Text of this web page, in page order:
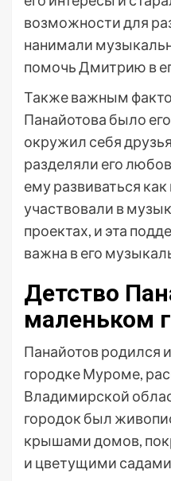
возможности для
нанимали
помочь Дмитрию в
Также важным
Панайотова было
окружил себя
разделяли его
ему развиваться
участвовали в
проектах, и эта
важна в его
Детство
маленьком
Панайотов родился
городке Муроме,
Владимирской
городок был
крышами домов,
и цветущими